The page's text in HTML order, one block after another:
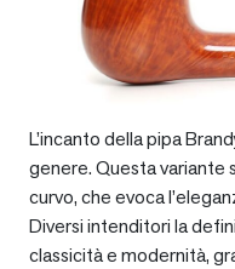
L’incanto della pipa
genere. Questa variante
curvo, che evoca
Diversi intenditori la
classicità e modernità,